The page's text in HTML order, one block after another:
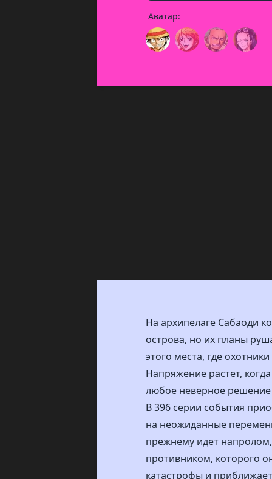
Аватар:
На архипелаге Сабаоди
острова, но их планы
этого места, где
Напряжение растет,
любое неверное
В 396 серии события
на неожиданные
прежнему идет
противником, которого
катастрофы и